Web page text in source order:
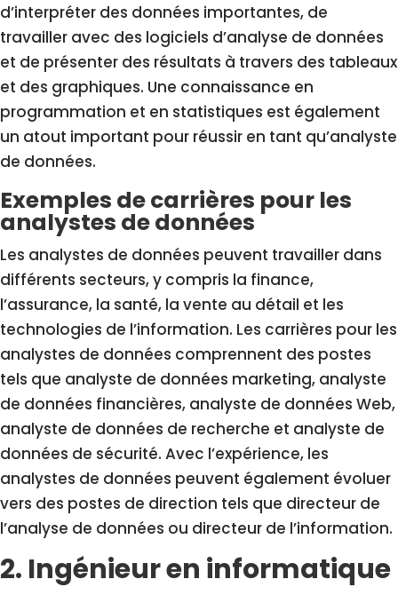
d’interpréter des données importantes, de
travailler avec des logiciels d’analyse de données
et de présenter des résultats à travers des tableaux
et des graphiques. Une connaissance en
programmation et en statistiques est également
un atout important pour réussir en tant qu’analyste
de données.
Exemples de carrières pour les
analystes de données
Les analystes de données peuvent travailler dans
différents secteurs, y compris la finance,
l’assurance, la santé, la vente au détail et les
technologies de l’information. Les carrières pour les
analystes de données comprennent des postes
tels que analyste de données marketing, analyste
de données financières, analyste de données Web,
analyste de données de recherche et analyste de
données de sécurité. Avec l’expérience, les
analystes de données peuvent également évoluer
vers des postes de direction tels que directeur de
l’analyse de données ou directeur de l’information.
2. Ingénieur en informatique